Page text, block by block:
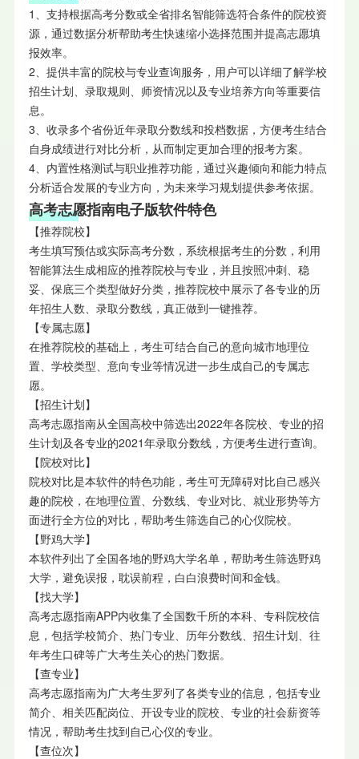
1、支持根据高考分数或全省排名智能筛选符合条件的院校资
源，通过数据分析帮助考生快速缩小选择范围并提高志愿填
报效率。
2、提供丰富的院校与专业查询服务，用户可以详细了解学校
招生计划、录取规则、师资情况以及专业培养方向等重要信
息。
3、收录多个省份近年录取分数线和投档数据，方便考生结合
自身成绩进行对比分析，从而制定更加合理的报考方案。
4、内置性格测试与职业推荐功能，通过兴趣倾向和能力特点
分析适合发展的专业方向，为未来学习规划提供参考依据。
高考志愿指南电子版软件特色
【推荐院校】
考生填写预估或实际高考分数，系统根据考生的分数，利用
智能算法生成相应的推荐院校与专业，并且按照冲刺、稳
妥、保底三个类型做好分类，推荐院校中展示了各专业的历
年招生人数、录取分数线，真正做到一键推荐。
【专属志愿】
在推荐院校的基础上，考生可结合自己的意向城市地理位
置、学校类型、意向专业等情况进一步生成自己的专属志
愿。
【招生计划】
高考志愿指南从全国高校中筛选出2022年各院校、专业的招
生计划及各专业的2021年录取分数线，方便考生进行查询。
【院校对比】
院校对比是本软件的特色功能，考生可无障碍对比自己感兴
趣的院校，在地理位置、分数线、专业对比、就业形势等方
面进行全方位的对比，帮助考生筛选自己的心仪院校。
【野鸡大学】
本软件列出了全国各地的野鸡大学名单，帮助考生筛选野鸡
大学，避免误报，耽误前程，白白浪费时间和金钱。
【找大学】
高考志愿指南APP内收集了全国数千所的本科、专科院校信
息，包括学校简介、热门专业、历年分数线、招生计划、往
年考生口碑等广大考生关心的热门数据。
【查专业】
高考志愿指南为广大考生罗列了各类专业的信息，包括专业
简介、相关匹配岗位、开设专业的院校、专业的社会薪资等
情况，帮助考生找到自己心仪的专业。
【查位次】